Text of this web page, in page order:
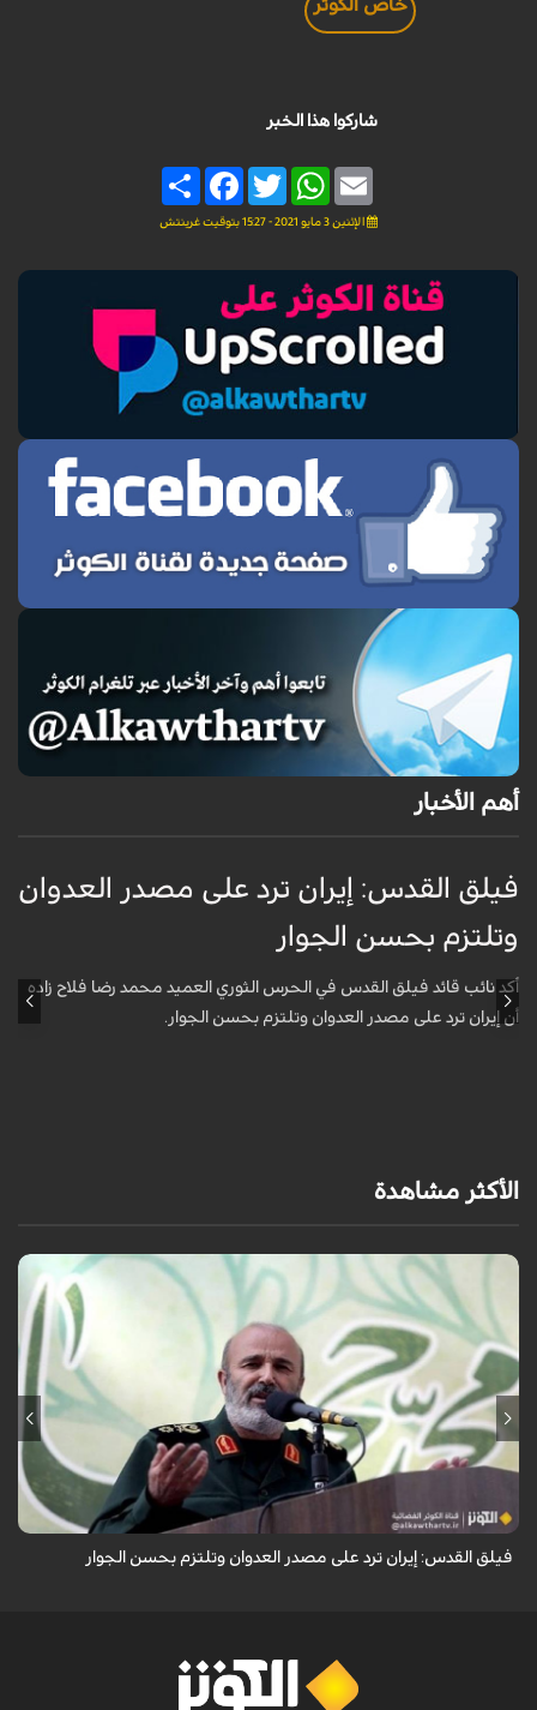
خاص الكوثر
شاركوا هذا الخبر
Share
FacebookTwitter
WhatsAppEmail
الإثنين 3 مايو 2021 - 15:27 بتوقيت غرينتش
أهم الأخبار
فيلق القدس: إيران ترد على مصدر العدوان
وتلتزم بحسن الجوار
أكد نائب قائد فيلق القدس في الحرس الثوري العميد محمد رضا فلاح زاده
أن إيران ترد على مصدر العدوان وتلتزم بحسن الجوار.
الأكثر مشاهدة
أكد نائب قائد فيلق القدس في الحرس الثوري العميد محمد رضا فلاح زاده أن
إيران ترد على مصدر العدوان وتلتزم بحسن الجوار.
فيلق القدس: إيران ترد على مصدر العدوان وتلتزم بحسن الجوار